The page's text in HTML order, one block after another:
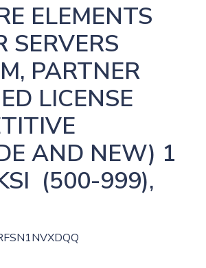
ELEMENTS
SERVERS
PARTNER
LICENSE
AND NEW) 1
(500-999),